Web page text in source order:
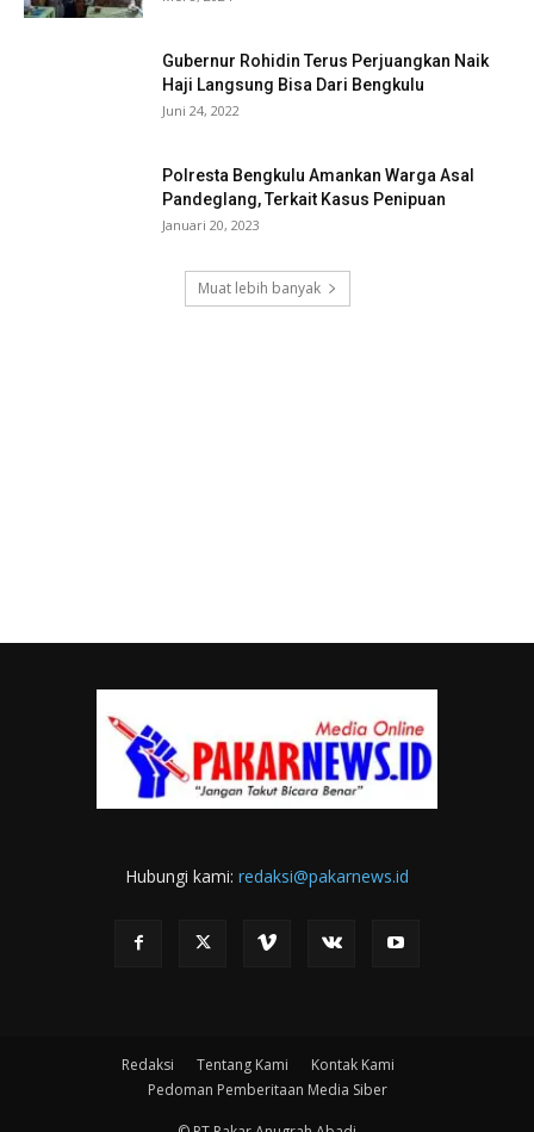
Gubernur Rohidin Terus Perjuangkan Naik
Haji Langsung Bisa Dari Bengkulu
Juni 24, 2022
Polresta Bengkulu Amankan Warga Asal
Pandeglang, Terkait Kasus Penipuan
Januari 20, 2023
Muat lebih banyak
Hubungi kami: redaksi@pakarnews.id
Redaksi Tentang Kami
Kontak Kami
Pedoman Pemberitaan Media Siber